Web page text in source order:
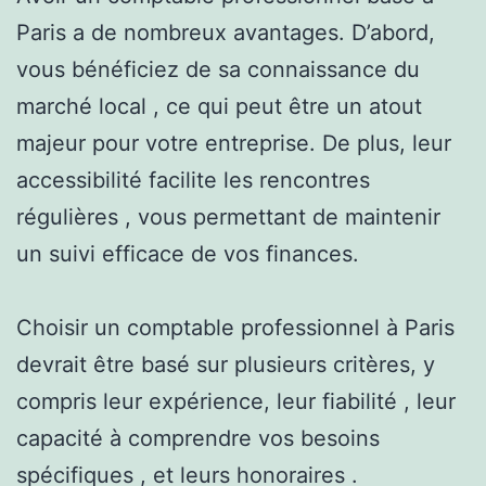
Paris a de nombreux avantages. D’abord,
vous bénéficiez de sa connaissance du
marché local , ce qui peut être un atout
majeur pour votre entreprise. De plus, leur
accessibilité facilite les rencontres
régulières , vous permettant de maintenir
un suivi efficace de vos finances.
Choisir un comptable professionnel à Paris
devrait être basé sur plusieurs critères, y
compris leur expérience, leur fiabilité , leur
capacité à comprendre vos besoins
spécifiques , et leurs honoraires .